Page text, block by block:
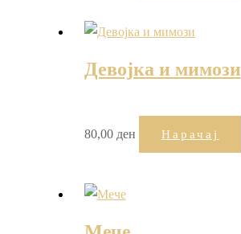
Девојка и мимози
80,00 ден Нарачај